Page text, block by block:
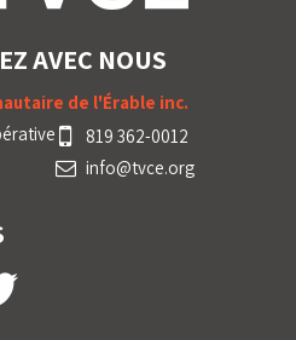
AVEC NOUS
de l'Érable inc.
819 362-0012
info@tvce.org